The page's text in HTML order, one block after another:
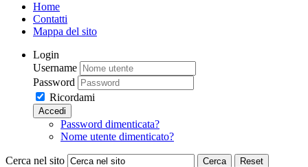
Home
Contatti
Mappa del sito
Login
Username
Password
Ricordami
Accedi
Password dimenticata?
Nome utente dimenticato?
Cerca nel sito Cerca Reset